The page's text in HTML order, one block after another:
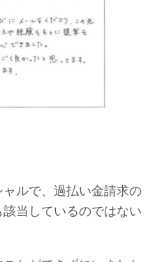
ルで、過払い金請求の
当しているのではない